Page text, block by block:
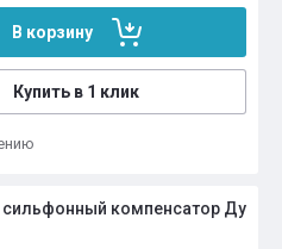
В корзину
Купить в 1 клик
компенсатор Ду